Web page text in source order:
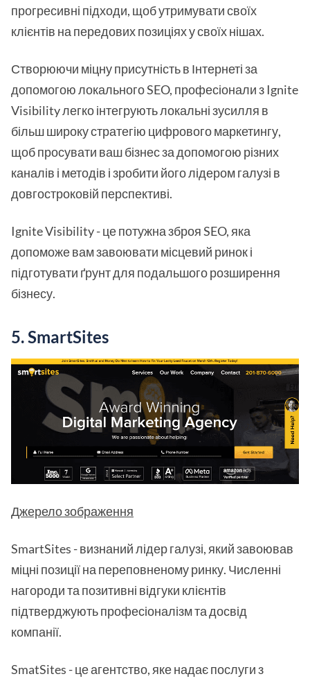
прогресивні підходи, щоб утримувати своїх
клієнтів на передових позиціях у своїх нішах.
Створюючи міцну присутність в Інтернеті за
допомогою локального SEO, професіонали з Ignite
Visibility легко інтегрують локальні зусилля в
більш широку стратегію цифрового маркетингу,
щоб просувати ваш бізнес за допомогою різних
каналів і методів і зробити його лідером галузі в
довгостроковій перспективі.
Ignite Visibility - це потужна зброя SEO, яка
допоможе вам завоювати місцевий ринок і
підготувати ґрунт для подальшого розширення
бізнесу.
5. SmartSites
Джерело зображення
SmartSites - визнаний лідер галузі, який завоював
міцні позиції на переповненому ринку. Численні
нагороди та позитивні відгуки клієнтів
підтверджують професіоналізм та досвід
компанії.
SmatSites - це агентство, яке надає послуги з